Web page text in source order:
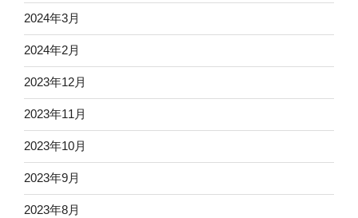
2024年3月
2024年2月
2023年12月
2023年11月
2023年10月
2023年9月
2023年8月